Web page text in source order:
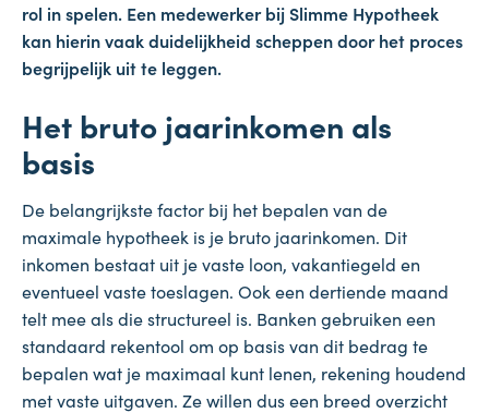
rol in spelen. Een medewerker bij Slimme Hypotheek
kan hierin vaak duidelijkheid scheppen door het proces
begrijpelijk uit te leggen.
Het bruto jaarinkomen als
basis
De belangrijkste factor bij het bepalen van de
maximale hypotheek is je bruto jaarinkomen. Dit
inkomen bestaat uit je vaste loon, vakantiegeld en
eventueel vaste toeslagen. Ook een dertiende maand
telt mee als die structureel is. Banken gebruiken een
standaard rekentool om op basis van dit bedrag te
bepalen wat je maximaal kunt lenen, rekening houdend
met vaste uitgaven. Ze willen dus een breed overzicht